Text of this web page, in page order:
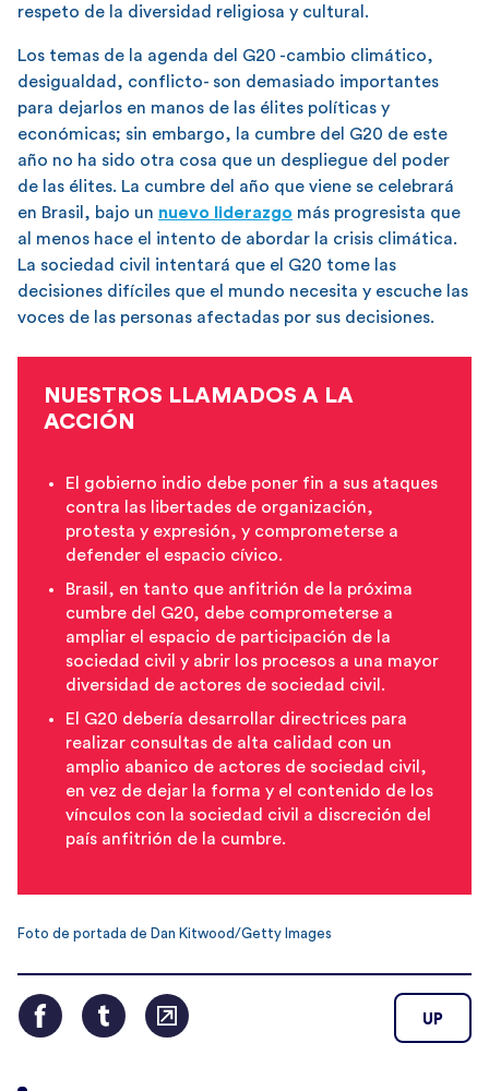
respeto de la diversidad religiosa y cultural.
Los temas de la agenda del G20 -cambio climático,
desigualdad, conflicto- son demasiado importantes
para dejarlos en manos de las élites políticas y
económicas; sin embargo, la cumbre del G20 de este
año no ha sido otra cosa que un despliegue del poder
de las élites. La cumbre del año que viene se celebrará
en Brasil, bajo un nuevo liderazgo más progresista que
al menos hace el intento de abordar la crisis climática.
La sociedad civil intentará que el G20 tome las
decisiones difíciles que el mundo necesita y escuche las
voces de las personas afectadas por sus decisiones.
NUESTROS LLAMADOS A LA
ACCIÓN
El gobierno indio debe poner fin a sus ataques
contra las libertades de organización,
protesta y expresión, y comprometerse a
defender el espacio cívico.
Brasil, en tanto que anfitrión de la próxima
cumbre del G20, debe comprometerse a
ampliar el espacio de participación de la
sociedad civil y abrir los procesos a una mayor
diversidad de actores de sociedad civil.
El G20 debería desarrollar directrices para
realizar consultas de alta calidad con un
amplio abanico de actores de sociedad civil,
en vez de dejar la forma y el contenido de los
vínculos con la sociedad civil a discreción del
país anfitrión de la cumbre.
Foto de portada de Dan Kitwood/Getty Images
UP